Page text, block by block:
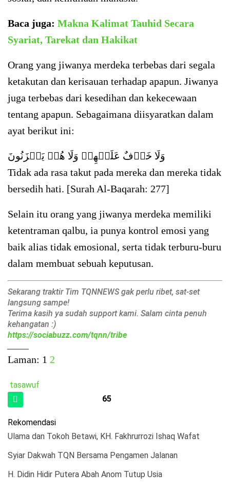
Baca juga: Makna Kalimat Tauhid Secara
Syariat, Tarekat dan Hakikat
Orang yang jiwanya merdeka terbebas dari segala
ketakutan dan kerisauan terhadap apapun. Jiwanya
juga terbebas dari kesedihan dan kekecewaan
tentang apapun. Sebagaimana diisyaratkan dalam
ayat berikut ini:
وَلَا خَوۡفٌ عَلَيۡهِمۡ وَلَا هُمۡ يَحۡزَنُونَ
Tidak ada rasa takut pada mereka dan mereka tidak
bersedih hati. [Surah Al-Baqarah: 277]
Selain itu orang yang jiwanya merdeka memiliki
ketentraman qalbu, ia punya kontrol emosi yang
baik alias tidak emosional, serta tidak terburu-buru
dalam membuat sebuah keputusan.
Sekarang traktir Tim TQNNEWS gak perlu ribet, sat-set
langsung sampe!
Terima kasih ya sudah support kami. Salam cinta penuh
kehangatan :)
https://sociabuzz.com/tqnn/tribe
Laman: 1 2
tasawuf
65
Rekomendasi
Ulama dan Tokoh Betawi, KH. Fakhrurrozi Ishaq Wafat
Syiar Dakwah TQN Bersama Pengamen Jalanan
H. Didin Hidir Putera Abah Anom Tutup Usia